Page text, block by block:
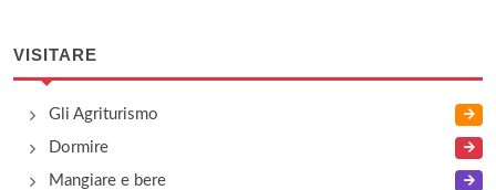
VISITARE
Gli Agriturismo
Dormire
Mangiare e bere